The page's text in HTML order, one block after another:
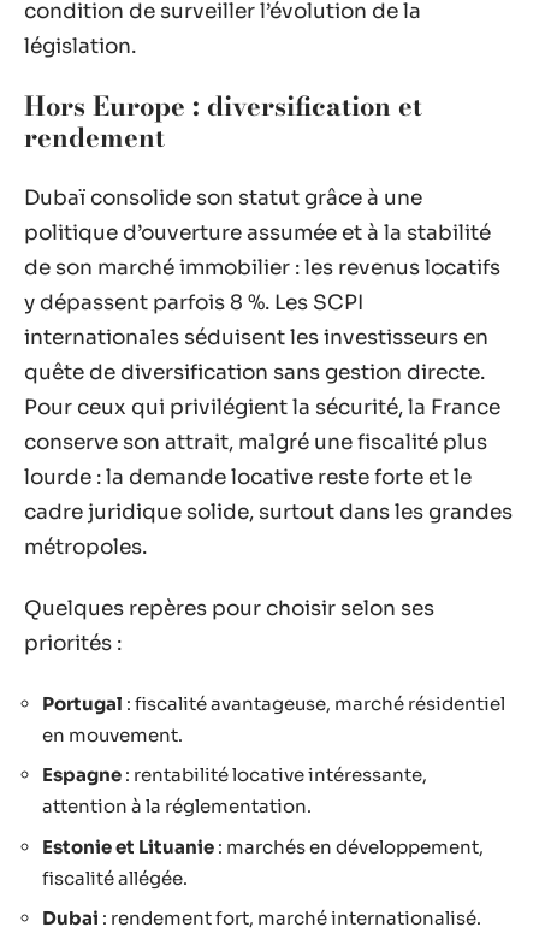
condition de surveiller l’évolution de la
législation.
Hors Europe : diversification et
rendement
Dubaï consolide son statut grâce à une
politique d’ouverture assumée et à la stabilité
de son marché immobilier : les revenus locatifs
y dépassent parfois 8 %. Les SCPI
internationales séduisent les investisseurs en
quête de diversification sans gestion directe.
Pour ceux qui privilégient la sécurité, la France
conserve son attrait, malgré une fiscalité plus
lourde : la demande locative reste forte et le
cadre juridique solide, surtout dans les grandes
métropoles.
Quelques repères pour choisir selon ses
priorités :
Portugal : fiscalité avantageuse, marché résidentiel
en mouvement.
Espagne : rentabilité locative intéressante,
attention à la réglementation.
Estonie et Lituanie : marchés en développement,
fiscalité allégée.
Dubai : rendement fort, marché internationalisé.